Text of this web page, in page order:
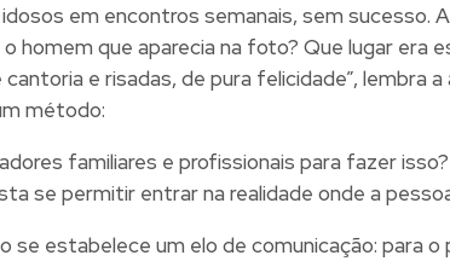
em encontros semanais, sem
homem que aparecia na foto? Que lugar
e risadas, de pura felicidade”,
método:
familiares e profissionais para fazer
se permitir entrar na realidade onde a
se estabelece um elo de comunicação: para